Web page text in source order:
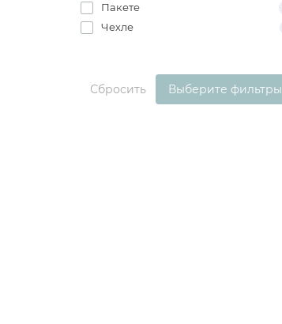
Пакете
Чехле
Сбросить Выберите фильтры